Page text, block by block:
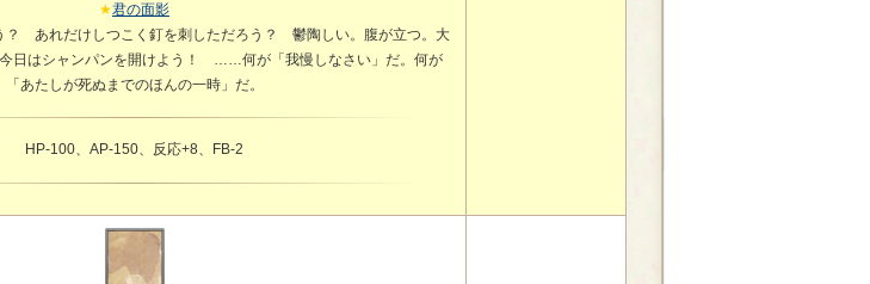
君の面影
？ あれだけしつこく釘を刺しただろう？ 鬱陶しい。腹が立つ。大
日はシャンパンを開けよう！ ……何が「我慢しなさい」だ。何が
「あたしが死ぬまでのほんの一時」だ。
HP-100、AP-150、反応+8、FB-2